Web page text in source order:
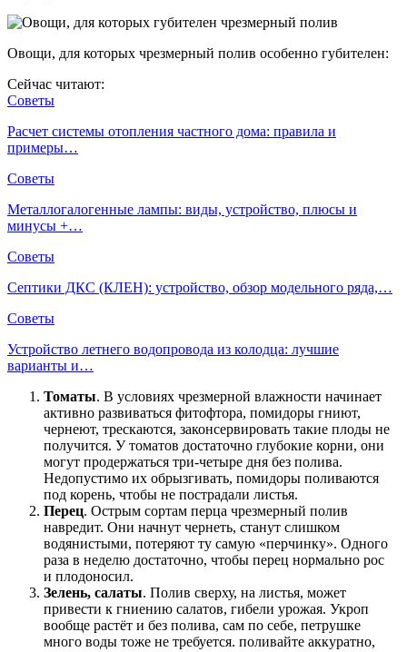
Овощи, для которых чрезмерный полив особенно губителен:
Сейчас читают:
Советы
Расчет системы отопления частного дома: правила и
примеры…
Советы
Металлогалогенные лампы: виды, устройство, плюсы и
минусы +…
Советы
Септики ДКС (КЛЕН): устройство, обзор модельного ряда,…
Советы
Устройство летнего водопровода из колодца: лучшие
варианты и…
Томаты. В условиях чрезмерной влажности начинает
активно развиваться фитофтора, помидоры гниют,
чернеют, трескаются, законсервировать такие плоды не
получится. У томатов достаточно глубокие корни, они
могут продержаться три-четыре дня без полива.
Недопустимо их обрызгивать, помидоры поливаются
под корень, чтобы не пострадали листья.
Перец. Острым сортам перца чрезмерный полив
навредит. Они начнут чернеть, станут слишком
водянистыми, потеряют ту самую «перчинку». Одного
раза в неделю достаточно, чтобы перец нормально рос
и плодоносил.
Зелень, салаты. Полив сверху, на листья, может
привести к гниению салатов, гибели урожая. Укроп
вообще растёт и без полива, сам по себе, петрушке
много воды тоже не требуется. поливайте аккуратно,